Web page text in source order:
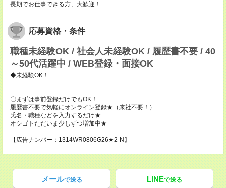
長期でお仕事できる方、大歓迎！
応募資格・条件
職種未経験OK / 社会人未経験OK / 履歴書不要 / 40
～50代活躍中 / WEB登録・面接OK
◆未経験OK！
〇まずは事前登録だけでもOK！
履歴書不要で気軽にオンライン登録★（来社不要！）
氏名・職種などを入力するだけ★
オシゴトただいま少しずつ増加中★
【広告ナンバー：1314WR0806G26★2-N】
メールで送る LINEで送る